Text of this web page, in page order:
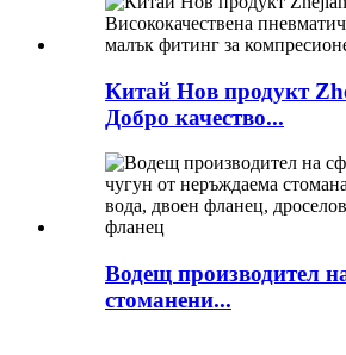
Китай Нов продукт
Добро качество...
Водещ производител
стоманени...